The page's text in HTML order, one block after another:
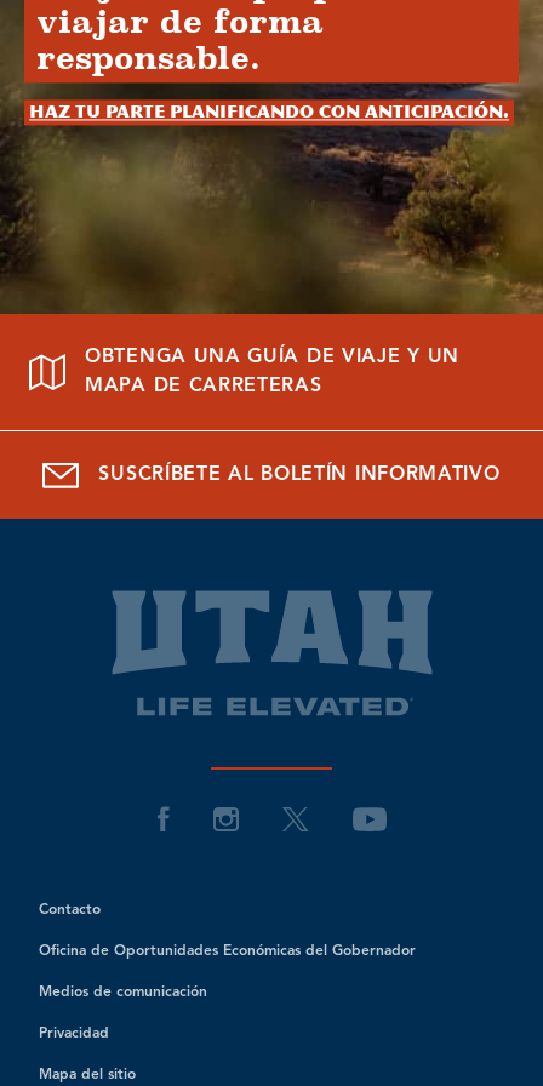
viajar de forma
responsable.
Haz tu parte planificando con anticipación.
OBTENGA UNA GUÍA DE VIAJE Y UN
MAPA DE CARRETERAS
SUSCRÍBETE AL BOLETÍN INFORMATIVO
Contacto
Oficina de Oportunidades Económicas del Gobernador
Medios de comunicación
Privacidad
Mapa del sitio